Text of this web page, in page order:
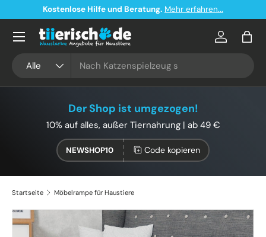
Direkt zum Inhalt
Kostenlose Hilfe und Beratung. Mehr erfahren...
Alle
Konto
Der Shop ist umgezogen!
10% auf alles, außer Tiernahrung | ab 49 €
NEWSHOP10 Code kopieren
Startseite Möbelrampe für Haustiere
Zu Produktinformationen springen